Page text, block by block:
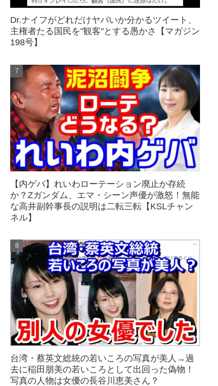
Dr.ナイフがどれだけヤバいか分かるツイート、
主権者たる国民を"観客"とする愚かさ【マガジン
198号】
【内ゲバ】れいわローテーション廃止か存続
か？Zガンダム、エマ・シーン声優が激怒！無能
な高井副幹事長の説明は二転三転【KSLチャン
ネル】
台湾・蔡英文総統の若いころの写真が美人→過
去に稲田朋美の若いころとして出回った偽物！
写真の人物は女優の長谷川恵美さん？